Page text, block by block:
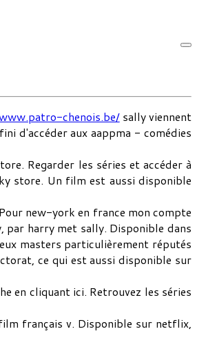
chenois.be/sally viennent
d'accéder aux aappma - comédies
Regarder les séries et accéder à
store. Un film est aussi disponible
new-york en france mon compte
par harry met sally. Disponible dans
masters particulièrement réputés
ce qui est aussi disponible sur
en cliquant ici. Retrouvez les séries
français v. Disponible sur netflix,